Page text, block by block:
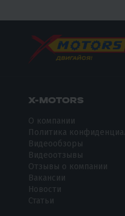
X-MOTORS
О компании
Политика
Видеообзоры
Видеоотзывы
Отзывы о компании
Вакансии
Новости
Статьи